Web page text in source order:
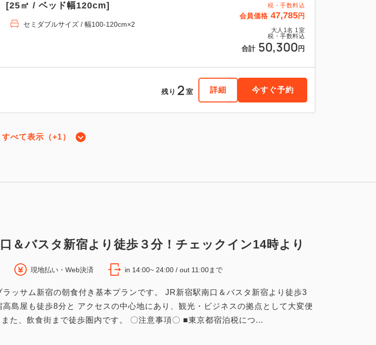
税・手数料込
会員価格 47,785円
大人 1名 1室
税・手数料込
合計 50,300 円
㎡ / ベッド幅120cm]
セミダブルサイズ / 幅100-120cm×2
残り 2 室 詳細 今すぐ予約
すべて表示（+1）
＆バスタ新宿より徒歩３分！チェックイン14時より
現地払い・Web決済 in 14:00~ 24:00 / out 11:00まで
ラッサム新宿の朝食付き基本プランです。 JR新宿駅南口＆バスタ新宿より徒歩3
高島屋も徒歩8分と アクセスの中心地にあり、観光・ビジネスの拠点として大変便
た、飲食街まで徒歩圏内です。 〇注意事項〇 ■東京都宿泊税につ...